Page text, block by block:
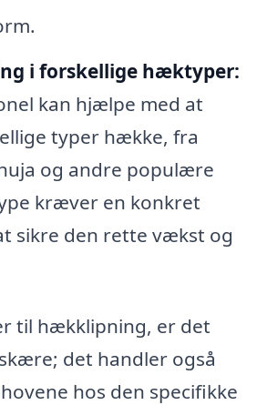
i forskellige hæktyper:
kan hjælpe med at
typer hække, fra
og andre populære
kræver en konkret
sikre den rette vækst og
til hækklipning, er det
det handler også
hos den specifikke